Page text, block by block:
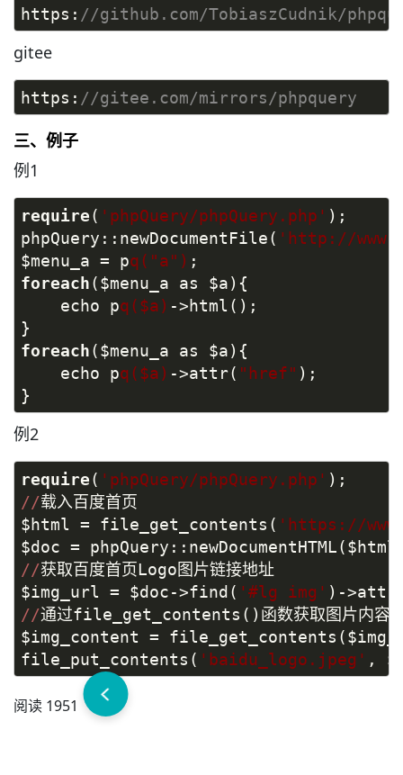
https: //github.com/TobiaszCudnik/
gitee
https: //gitee.com/mirrors/phpquery
三、例子
例1
require( 'phpQuery/phpQuery.php' );
phpQuery::newDocumentFile( 'http://
$menu_a = pq("a") ;
foreach($menu_a as $a){
echo pq($a) ->html();
}
foreach($menu_a as $a){
echo pq($a) ->attr( "href" );
}
例2
require( 'phpQuery/phpQuery.php' );
//载入百度首页
$html = file_get_contents( 'https://
$doc =
//获取百度首页Logo图片链接地址
$img_url = $doc->find( '#lg img' )-
//通过file_get_contents()函数获取图片内容并
$img_content =
file_put_contents( 'baidu_logo.jpeg' ,
阅读 1951